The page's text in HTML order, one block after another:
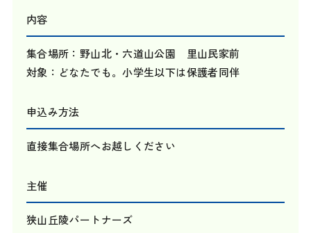
内容
集合場所：野山北・六道山公園 里山民家前
対象：どなたでも。小学生以下は保護者同伴
申込み方法
直接集合場所へお越しください
主催
狭山丘陵パートナーズ